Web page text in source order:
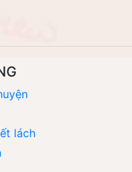
lách